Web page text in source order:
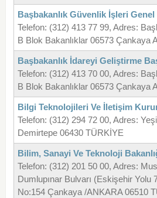
Başbakanlık Güvenlik İşleri
Telefon: (312) 413 77 99, Adres:
B Blok Bakanlıklar 06573 Çankaya
Başbakanlık İdareyi Geliştirme
Telefon: (312) 413 70 00, Adres:
B Blok Bakanlıklar 06573 Çankaya
Bilgi Teknolojileri Ve İletişim
Telefon: (312) 294 72 00, Adres:
Demirtepe 06430 TÜRKİYE
Bilim, Sanayi Ve Teknoloji
Telefon: (312) 201 50 00, Adres:
Dumlupınar Bulvarı (Eskişehir Yolu
No:154 Çankaya /ANKARA 06510